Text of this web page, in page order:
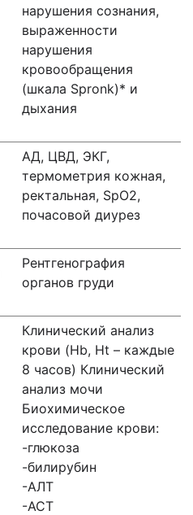
нарушения сознания,
выраженности
нарушения
кровообращения
(шкала Spronk)* и
дыхания
АД, ЦВД, ЭКГ,
термометрия кожная,
ректальная, SpO2,
почасовой диурез
Рентгенография
органов груди
Клинический анализ
крови (Hb, Ht – каждые
8 часов) Клинический
анализ мочи
Биохимическое
исследование крови:
-глюкоза
-билирубин
-АЛТ
-АСТ